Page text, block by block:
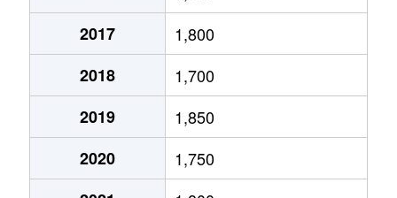
北１２条東
2,700万円
北１２条東
2,300万円
北１３条東
3,800万円
北１３条東
2,100万円
2017
1,800
2018
1,700
2019
1,850
2020
1,750